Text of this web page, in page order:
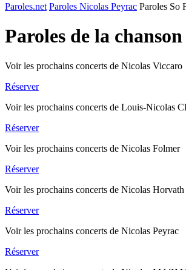
Paroles.net Paroles Nicolas Peyrac Paroles So
Paroles de la
Voir les prochains concerts de Nicolas Viccaro
Réserver
Voir les prochains concerts de Louis-Nicolas
Réserver
Voir les prochains concerts de Nicolas Folmer
Réserver
Voir les prochains concerts de Nicolas Horvath
Réserver
Voir les prochains concerts de Nicolas Peyrac
Réserver